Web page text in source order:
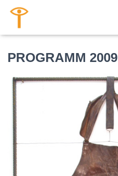
PROGRAMM 2009